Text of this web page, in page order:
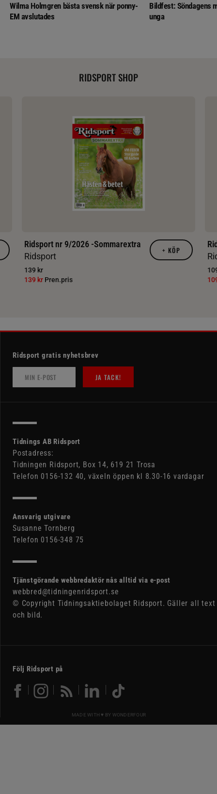
Wilma Holmgren bästa svensk när ponny-
EM avslutades
Bildfest: Söndagens
unga
RIDSPORT SHOP
Ridsport nr 9/2026 -Sommarextra
Ridsport
139 kr
139 kr Pren.pris
+ KÖP
Ridsport gratis nyhetsbrev
JA TACK!
Tidnings AB Ridsport
Postadress:
Tidningen Ridsport, Box 14, 619 21 Trosa
Telefon 0156-132 40, växeln öppen kl 8.30-16 vardagar
Ansvarig utgivare
Susanne Tornberg
Telefon 0156-348 75
Tjänstgörande webbredaktör nås alltid via e-post
webbred@tidningenridsport.se
© Copyright Tidningsaktiebolaget Ridsport. Gäller all text
och bild.
Följ Ridsport på
MADE WITH ♥ BY WONDERFOUR